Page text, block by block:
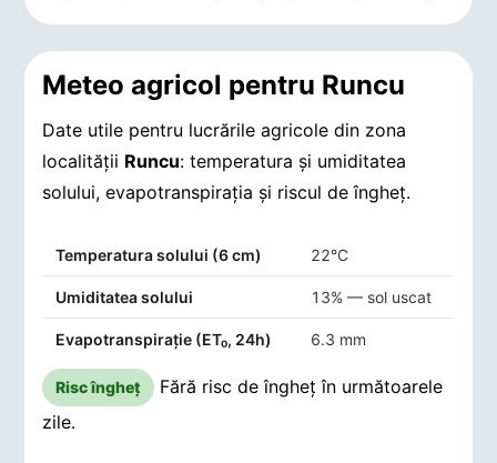
Meteo agricol pentru Runcu
Date utile pentru lucrările agricole din zona
localității Runcu: temperatura și umiditatea
solului, evapotranspirația și riscul de îngheț.
Temperatura solului (6 cm) 22°C
Umiditatea solului 13% — sol uscat
Evapotranspirație (ET₀, 24h) 6.3 mm
Risc îngheț
Fără risc de îngheț în următoarele
zile.